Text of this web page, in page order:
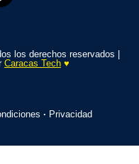
los derechos reservados |
Caracas Tech ♥️
· Privacidad